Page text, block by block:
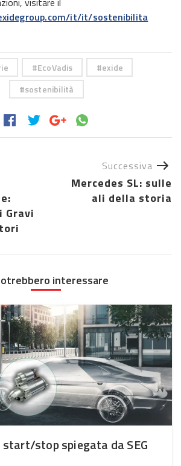
it/it/sostenibilita
EcoVadis
exide
sostenibilità
Gravi
Successiva
Mercedes SL: sulle
ali della storia
interessare
stop spiegata da SEG